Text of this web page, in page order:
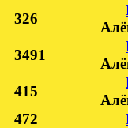
326
3491
415
472